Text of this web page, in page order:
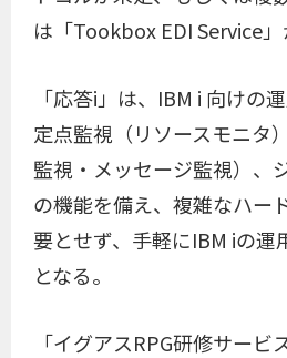
は「Tookbox EDI Service」
「応答i」は、IBM i 向けの
定点監視（リソースモニタ
監視・メッセージ監視）、
の機能を備え、複雑なハー
要とせず、手軽にIBM iの運
となる。
「イグアスRPG研修サー